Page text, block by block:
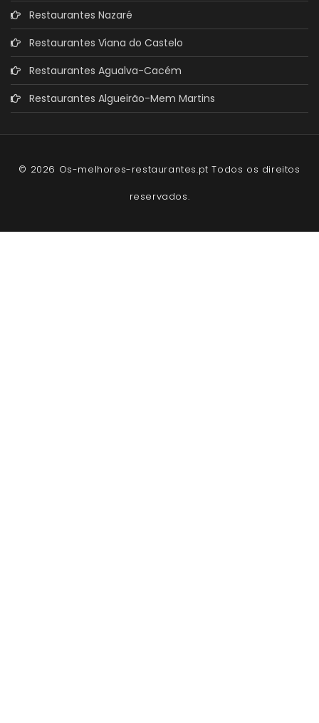
Restaurantes Nazaré
Restaurantes Viana do Castelo
Restaurantes Agualva-Cacém
Restaurantes Algueirão-Mem Martins
© 2026 Os-melhores-restaurantes.pt Todos os direitos
reservados.